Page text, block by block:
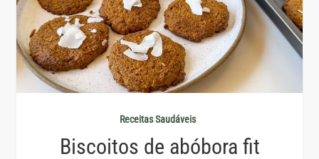
Receitas Saudáveis
Biscoitos de abóbora fit